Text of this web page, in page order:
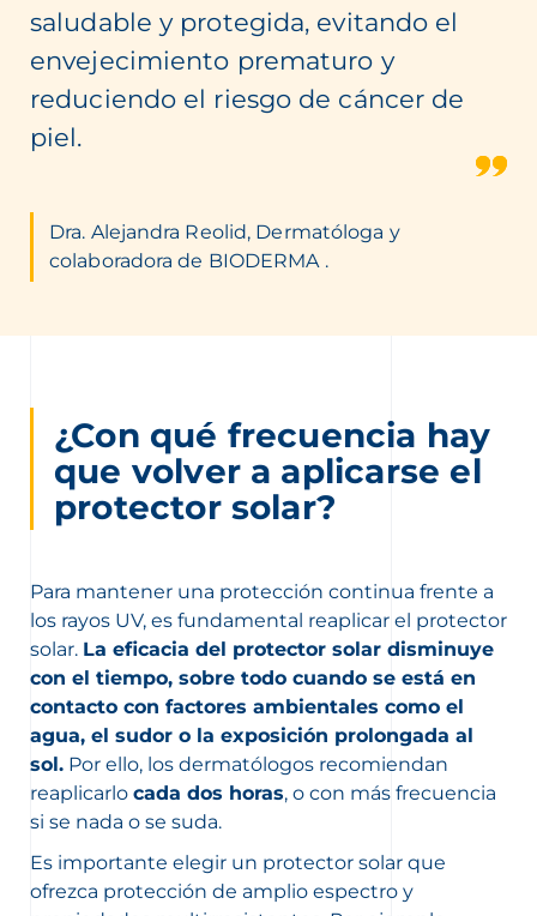
saludable y protegida, evitando el
envejecimiento prematuro y
reduciendo el riesgo de cáncer de
piel.
Dra. Alejandra Reolid, Dermatóloga y
colaboradora de BIODERMA .
¿Con qué frecuencia hay
que volver a aplicarse el
protector solar?
Para mantener una protección continua frente a
los rayos UV, es fundamental reaplicar el protector
solar. La eficacia del protector solar disminuye
con el tiempo, sobre todo cuando se está en
contacto con factores ambientales como el
agua, el sudor o la exposición prolongada al
sol. Por ello, los dermatólogos recomiendan
reaplicarlo cada dos horas, o con más frecuencia
si se nada o se suda.
Es importante elegir un protector solar que
ofrezca protección de amplio espectro y